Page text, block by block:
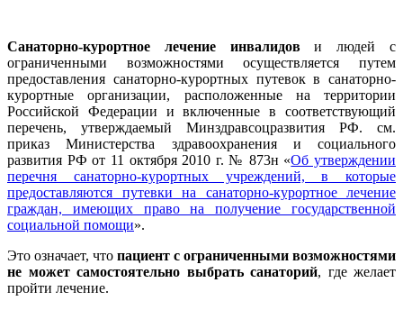
Санаторно-курортное лечение инвалидови людей с
ограниченными возможностями осуществляется путем
предоставления санаторно-курортных путевок в санаторно-
курортные организации, расположенные на территории
Российской Федерации и включенные в соответствующий
перечень, утверждаемый Минздравсоцразвития РФ. см.
приказ Министерства здравоохранения и социального
развития РФ от 11 октября 2010 г. № 873н «Об утверждении
перечня санаторно-курортных учреждений, в которые
предоставляются путевки на санаторно-курортное лечение
граждан, имеющих право на получение государственной
социальной помощи».
Это означает, что пациент с ограниченными возможностями
не может самостоятельно выбрать санаторий, где желает
пройти лечение.